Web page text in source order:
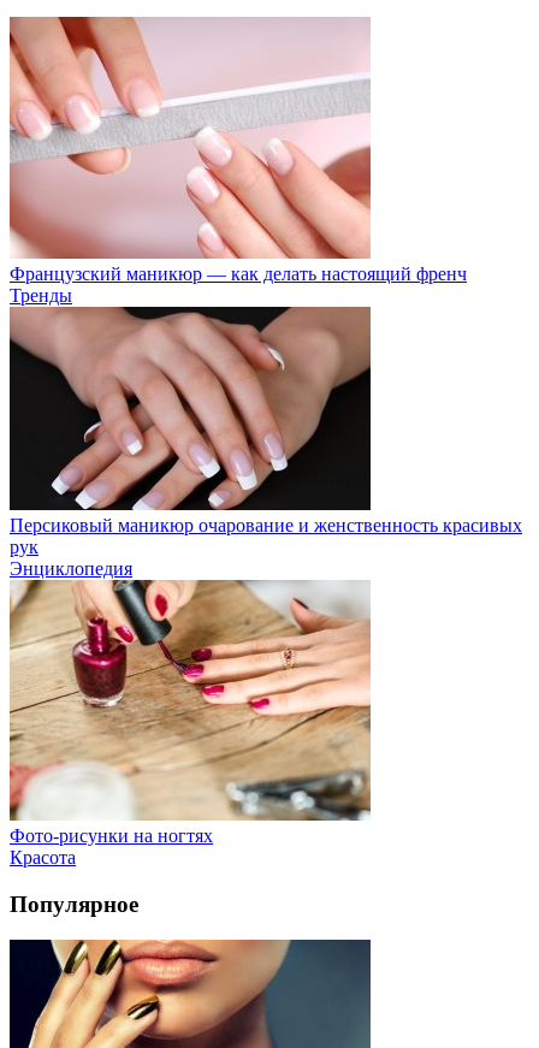
Французский маникюр — как делать настоящий френч
Тренды
Персиковый маникюр очарование и женственность красивых
рук
Энциклопедия
Фото-рисунки на ногтях
Красота
Популярное